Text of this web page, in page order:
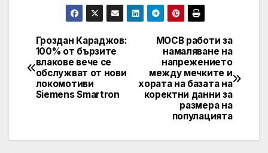
Post
navigation
МОСВ работи за
намаляване на
напрежението
между мечките и
хората на базата на
коректни данни за
размера на
популацията
Гроздан Караджов:
100% от бързите
влакове вече се
обслужват от нови
локомотиви
Siemens Smartron